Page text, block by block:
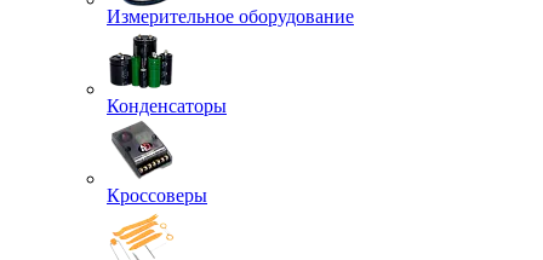
Измерительное оборудование
Конденсаторы
Кроссоверы